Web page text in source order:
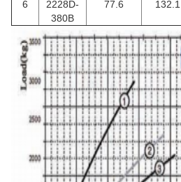
6
2228D-
380B
77.6 132.1